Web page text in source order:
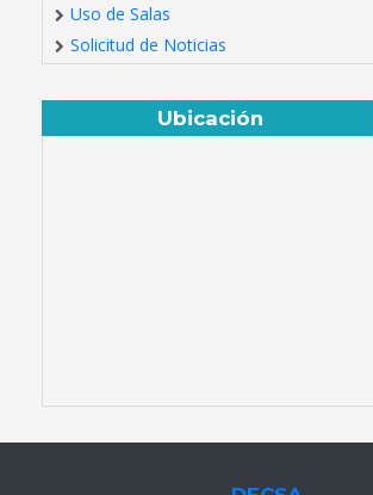
Uso de Salas
Solicitud de Noticias
Ubicación